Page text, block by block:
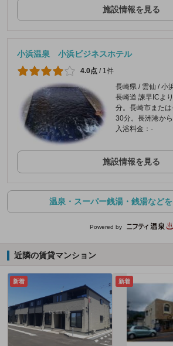
施設情報を見る
小浜温泉 小浜ビジネスホテル
4.0点 / 1件
長崎県 / 雲仙 / 小
長崎道 諫早ICよ
分。長崎市また
30分。長洲港から
入浴料金：-
施設情報を見る
温泉・スーパー銭湯・銭湯など
Powered by
近隣の賃貸マンション
新着 新着